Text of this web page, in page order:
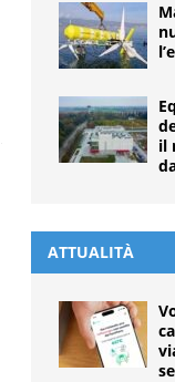
il
ATTUALITÀ